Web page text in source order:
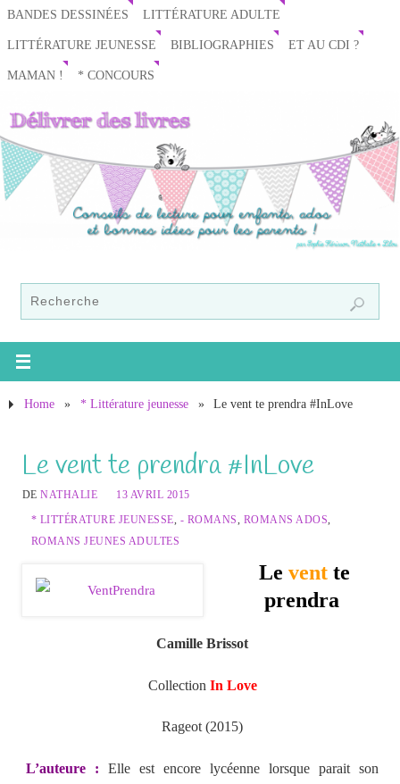
BANDES DESSINÉES LITTÉRATURE ADULTE
LITTÉRATURE JEUNESSE BIBLIOGRAPHIES ET AU CDI ?
MAMAN ! * CONCOURS
Home » * Littérature jeunesse » Le vent te prendra #InLove
Le vent te prendra #InLove
DENATHALIE
13 AVRIL 2015
* LITTÉRATURE JEUNESSE, - ROMANS, ROMANS ADOS,
ROMANS JEUNES ADULTES
Le vent te
prendra
Camille Brissot
Collection In Love
Rageot (2015)
L’auteure : Elle est encore lycéenne lorsque parait son